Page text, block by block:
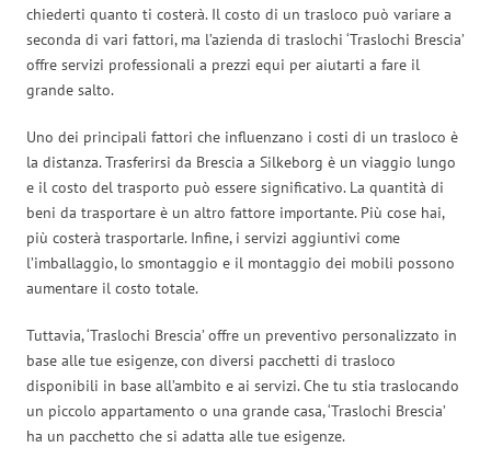
chiederti quanto ti costerà. Il costo di un trasloco può variare a
seconda di vari fattori, ma l’azienda di traslochi ‘Traslochi Brescia’
offre servizi professionali a prezzi equi per aiutarti a fare il
grande salto.
Uno dei principali fattori che influenzano i costi di un trasloco è
la distanza. Trasferirsi da Brescia a Silkeborg è un viaggio lungo
e il costo del trasporto può essere significativo. La quantità di
beni da trasportare è un altro fattore importante. Più cose hai,
più costerà trasportarle. Infine, i servizi aggiuntivi come
l’imballaggio, lo smontaggio e il montaggio dei mobili possono
aumentare il costo totale.
Tuttavia, ‘Traslochi Brescia’ offre un preventivo personalizzato in
base alle tue esigenze, con diversi pacchetti di trasloco
disponibili in base all’ambito e ai servizi. Che tu stia traslocando
un piccolo appartamento o una grande casa, ‘Traslochi Brescia’
ha un pacchetto che si adatta alle tue esigenze.